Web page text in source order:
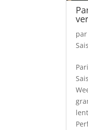
par